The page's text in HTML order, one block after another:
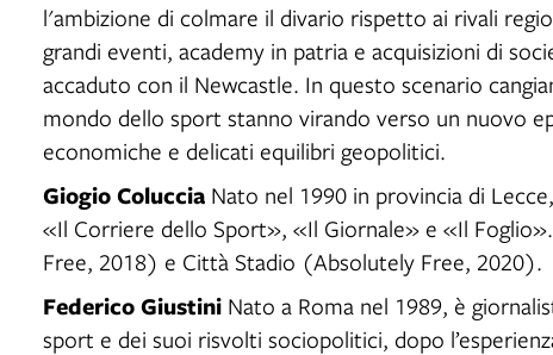
l'ambizione di colmare il divario rispetto ai rivali
grandi eventi, academy in patria e acquisizioni di
accaduto con il Newcastle. In questo scenario
mondo dello sport stanno virando verso un nuovo
economiche e delicati equilibri geopolitici.
Giogio Coluccia Nato nel 1990 in provincia di
«Il Corriere dello Sport», «Il Giornale» e «Il
Free, 2018) e Città Stadio (Absolutely Free, 2020).
Federico Giustini Nato a Roma nel 1989, è
sport e dei suoi risvolti sociopolitici, dopo